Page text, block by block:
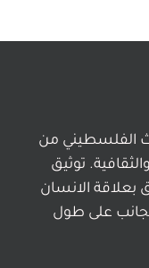
الفلسطيني من
توثيق
بعلاقة الانسان
على طول